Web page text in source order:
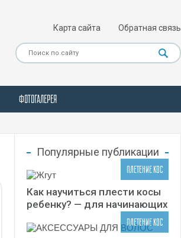
Карта сайта Обратная связь
ФОТОГАЛЕРЕЯ
Популярные публикации
ПЛЕТЕНИЕ КОС
Как научиться плести косы
ребенку? — для начинающих
ПЛЕТЕНИЕ КОС